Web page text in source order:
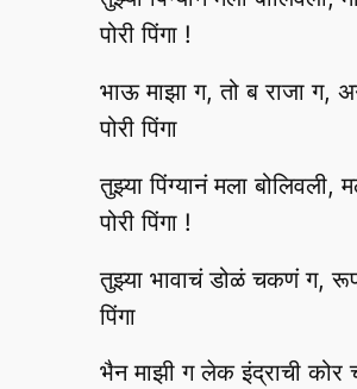
पोरी पिंगा !
भाऊ माझा ग, तो ब राजा ग,
पोरी पिंगा
तुझ्या पिंग्यानं मला बोलिवली,
पोरी पिंगा !
तुझ्या भावाचं डोळं चकणं ग,
पिंगा
भैन माझी ग लेक इंद्राची कोर